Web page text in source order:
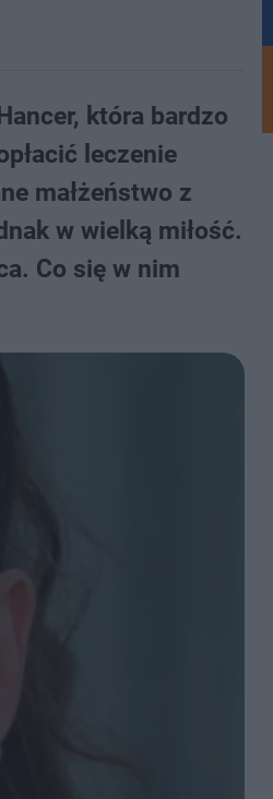
która bardzo
leczenie
małżeństwo z
w wielką miłość.
Co się w nim